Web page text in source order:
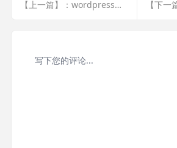
【上一篇】：wordpress模板开发 | wp目录结构和表结构(1)